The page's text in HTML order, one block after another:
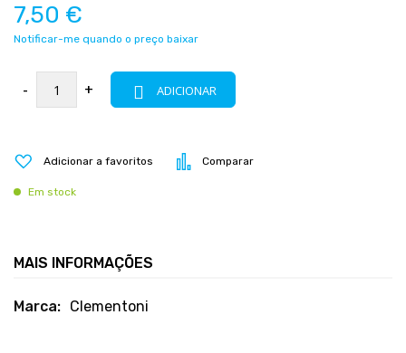
7,50 €
Notificar-me quando o preço baixar
- + ADICIONAR
Adicionar a favoritos Comparar
Em stock
MAIS INFORMAÇÕES
Mais
Clementoni